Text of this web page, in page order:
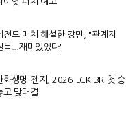
전드 매치 해설한 강민, "관계자
득...재미있었다"
화생명-젠지, 2026 LCK 3R 첫 승
고 맞대결